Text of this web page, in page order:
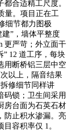
合适精工尺度。
量。项目正在工
细节都力图极
”，墙体平整度
更严苛；外立面干
” 12 道工序，每块
用断桥铝三层中空
以上，隔音结果
修细节同样讲
码锁；卫生间采用
房台面为石英石材
防止积水渗漏。亮
容积率仅 1。